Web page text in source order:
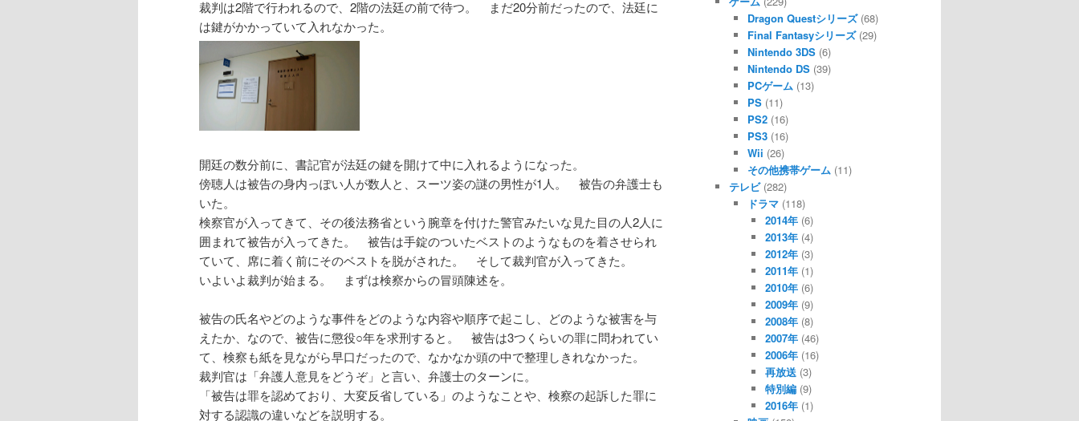
裁判は2階で行われるので、2階の法廷の前で待つ。 まだ20分前だったので、法廷に
は鍵がかかっていて入れなかった。
開廷の数分前に、書記官が法廷の鍵を開けて中に入れるようになった。
傍聴人は被告の身内っぽい人が数人と、スーツ姿の謎の男性が1人。 被告の弁護士も
いた。
検察官が入ってきて、その後法務省という腕章を付けた警官みたいな見た目の人2人に
囲まれて被告が入ってきた。 被告は手錠のついたベストのようなものを着させられ
ていて、席に着く前にそのベストを脱がされた。 そして裁判官が入ってきた。
いよいよ裁判が始まる。 まずは検察からの冒頭陳述を。
被告の氏名やどのような事件をどのような内容や順序で起こし、どのような被害を与
えたか、なので、被告に懲役○年を求刑すると。 被告は3つくらいの罪に問われてい
て、検察も紙を見ながら早口だったので、なかなか頭の中で整理しきれなかった。
裁判官は「弁護人意見をどうぞ」と言い、弁護士のターンに。
「被告は罪を認めており、大変反省している」のようなことや、検察の起訴した罪に
対する認識の違いなどを説明する。
Dragon Questシリーズ(68)
Final Fantasyシリーズ(29)
Nintendo 3DS(6)
Nintendo DS(39)
PCゲーム (13)
PS(11)
PS2(16)
PS3(16)
Wii (26)
その他携帯ゲーム (11)
テレビ(282)
ドラマ(118)
2014年 (6)
2013年 (4)
2012年 (3)
2011年 (1)
2010年 (6)
2009年 (9)
2008年 (8)
2007年 (46)
2006年 (16)
再放送 (3)
特別編 (9)
2016年 (1)